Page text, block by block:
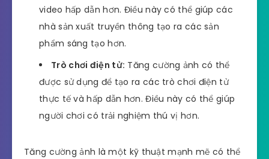
video hấp dẫn hơn. Điều này có thể giúp các
nhà sản xuất truyền thông tạo ra các sản
phẩm sáng tạo hơn.
Trò chơi điện tử: Tăng cường ảnh có thể
được sử dụng để tạo ra các trò chơi điện tử
thực tế và hấp dẫn hơn. Điều này có thể giúp
người chơi có trải nghiệm thú vị hơn.
Tăng cường ảnh là một kỹ thuật mạnh mẽ có thể